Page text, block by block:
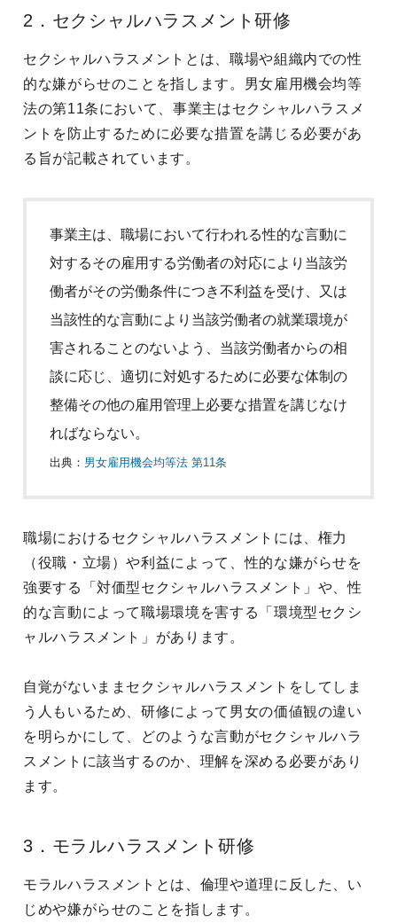
2．セクシャルハラスメント研修
セクシャルハラスメントとは、職場や組織内での性
的な嫌がらせのことを指します。男女雇用機会均等
法の第11条において、事業主はセクシャルハラスメ
ントを防止するために必要な措置を講じる必要があ
る旨が記載されています。
事業主は、職場において行われる性的な言動に
対するその雇用する労働者の対応により当該労
働者がその労働条件につき不利益を受け、又は
当該性的な言動により当該労働者の就業環境が
害されることのないよう、当該労働者からの相
談に応じ、適切に対処するために必要な体制の
整備その他の雇用管理上必要な措置を講じなけ
ればならない。
出典： 男女雇用機会均等法 第11条
職場におけるセクシャルハラスメントには、権力
（役職・立場）や利益によって、性的な嫌がらせを
強要する「対価型セクシャルハラスメント」や、性
的な言動によって職場環境を害する「環境型セクシ
ャルハラスメント」があります。
自覚がないままセクシャルハラスメントをしてしま
う人もいるため、研修によって男女の価値観の違い
を明らかにして、どのような言動がセクシャルハラ
スメントに該当するのか、理解を深める必要があり
ます。
3．モラルハラスメント研修
モラルハラスメントとは、倫理や道理に反した、い
じめや嫌がらせのことを指します。